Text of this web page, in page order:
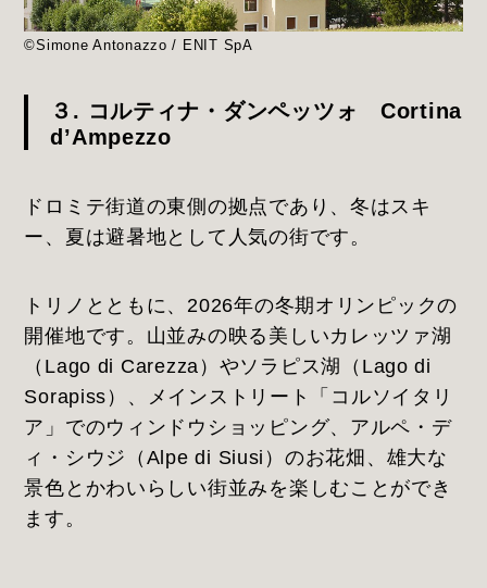
©Simone Antonazzo / ENIT SpA
３. コルティナ・ダンペッツォ Cortina
d’Ampezzo
ドロミテ街道の東側の拠点であり、冬はスキ
ー、夏は避暑地として人気の街です。
トリノとともに、2026年の冬期オリンピックの
開催地です。山並みの映る美しいカレッツァ湖
（Lago di Carezza）やソラピス湖（Lago di
Sorapiss）、メインストリート「コルソイタリ
ア」でのウィンドウショッピング、アルペ・デ
ィ・シウジ（Alpe di Siusi）のお花畑、雄大な
景色とかわいらしい街並みを楽しむことができ
ます。